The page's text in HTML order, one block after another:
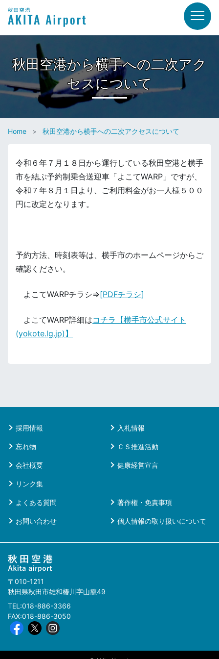
秋田空港から横手への二次アク
セスについて
Home 秋田空港から横手への二次アクセスについて
令和６年７月１８日から運行している秋田空港と横手
市を結ぶ予約制乗合送迎車「よこてWARP」ですが、
令和７年８月１日より、ご利用料金がお一人様５００
円に改定となります。
予約方法、時刻表等は、横手市のホームページからご
確認ください。
よこてWARPチラシ⇒[PDFチラシ]
よこてWARP詳細はコチラ【横手市公式サイト
(yokote.lg.jp)】
採用情報 入札情報
忘れ物 ＣＳ推進活動
会社概要 健康経営宣言
リンク集
よくある質問 著作権・免責事項
お問い合わせ 個人情報の取り扱いについて
〒010-1211
秋田県秋田市雄和椿川字山籠49
TEL:018-886-3366
FAX:018-886-3050